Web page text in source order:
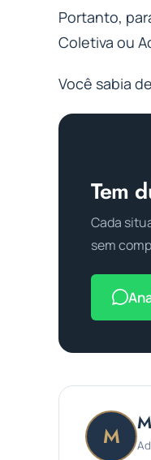
Portanto,
Coletiva ou
Você sabia
Tem
Cada
sem
M